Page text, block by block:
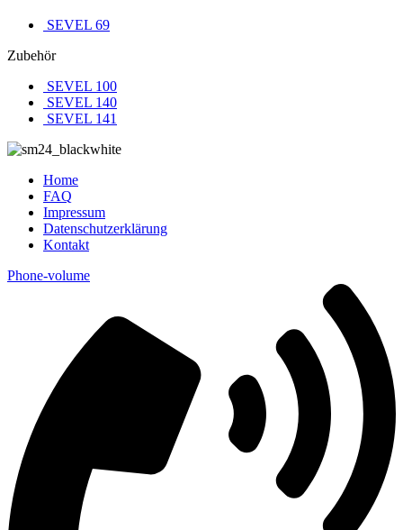
SEVEL 69
Zubehör
SEVEL 100
SEVEL 140
SEVEL 141
Home
FAQ
Impressum
Datenschutzerklärung
Kontakt
Phone-volume